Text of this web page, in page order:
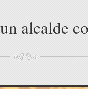
alcalde